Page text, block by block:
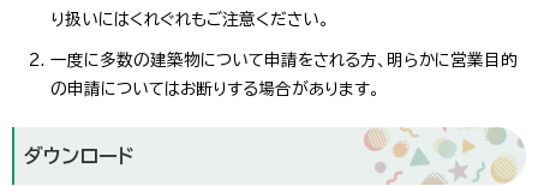
り扱いにはくれぐれもご注意ください。
一度に多数の建築物について申請をされる方、明らかに営業目的
の申請についてはお断りする場合があります。
ダウンロード